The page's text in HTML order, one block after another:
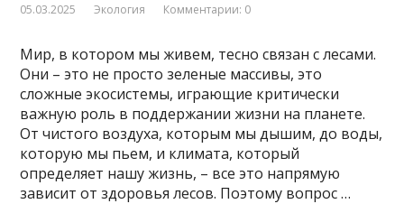
05.03.2025 Экология Комментарии: 0
Мир, в котором мы живем, тесно связан с лесами.
Они – это не просто зеленые массивы, это
сложные экосистемы, играющие критически
важную роль в поддержании жизни на планете.
От чистого воздуха, которым мы дышим, до воды,
которую мы пьем, и климата, который
определяет нашу жизнь, – все это напрямую
зависит от здоровья лесов. Поэтому вопрос …